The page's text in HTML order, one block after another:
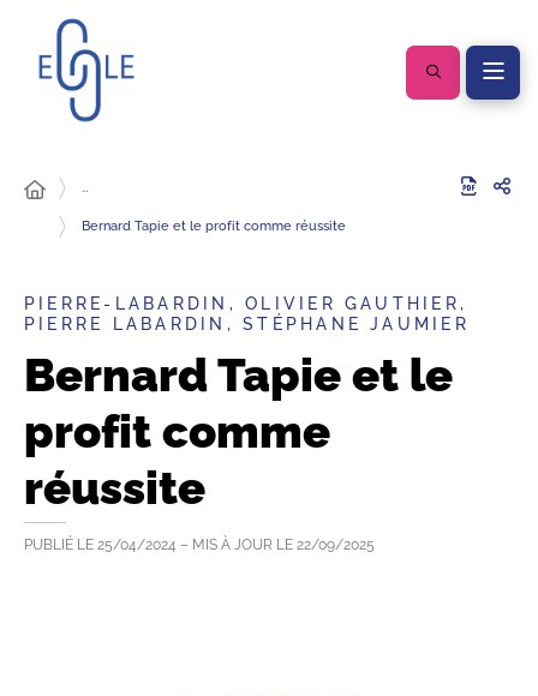
…
Bernard Tapie et le profit comme réussite
PIERRE-LABARDIN, OLIVIER GAUTHIER,
PIERRE LABARDIN, STÉPHANE JAUMIER
Bernard Tapie et le
profit comme
réussite
PUBLIÉ LE 25/04/2024 – MIS À JOUR LE 22/09/2025